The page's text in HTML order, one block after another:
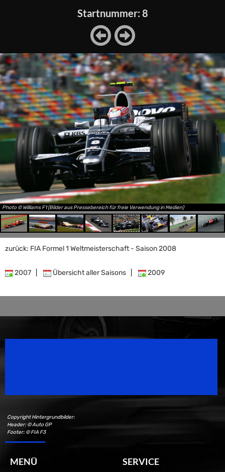
Startnummer: 8
Photo © Williams F1 (Bilder aus Pressebereich für freie Verwendung in Medien)
zurück: FIA Formel 1 Weltmeisterschaft - Saison 2008
2007 Übersicht aller Saisons 2009
Copyright Hintergrundbilder:
Header: © Auto GP
Footer: © FIA F3
MENÜ SERVICE